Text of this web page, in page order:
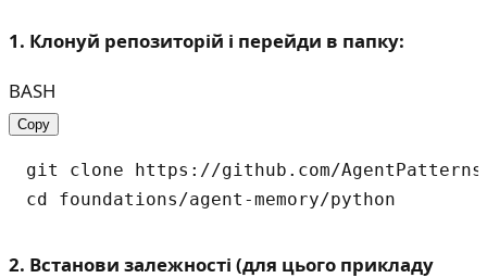
1. Клонуй репозиторій і перейди в папку:
BASH
Copy
git clone https://github.com/
2. Встанови залежності (для цього прикладу